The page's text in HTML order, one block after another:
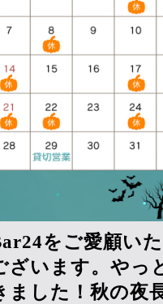
をご愛顧い
ざいます。やっ
ました！秋の夜